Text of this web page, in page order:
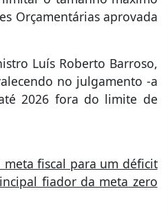
Orçamentárias aprovada
Luís Roberto Barroso,
no julgamento -a
2026 fora do limite de
fiscal para um déficit
fiador da meta zero